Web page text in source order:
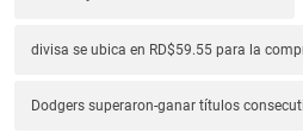
divisa se ubica en RD$59.55 para la
Dodgers superaron-ganar títulos